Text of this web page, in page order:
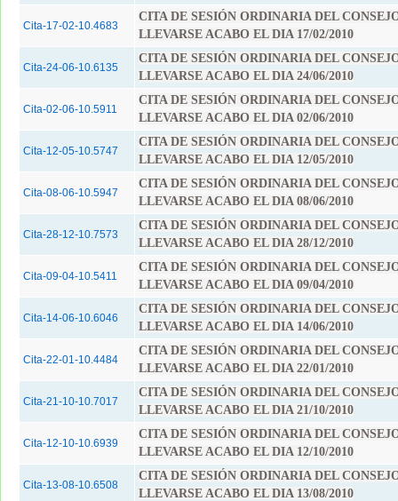
Cita-17-02-10.4683
CITA DE SESIÓN ORDINARIA DEL
LLEVARSE ACABO EL DIA 17/02/2010
Cita-24-06-10.6135
CITA DE SESIÓN ORDINARIA DEL
LLEVARSE ACABO EL DIA 24/06/2010
Cita-02-06-10.5911
CITA DE SESIÓN ORDINARIA DEL
LLEVARSE ACABO EL DIA 02/06/2010
Cita-12-05-10.5747
CITA DE SESIÓN ORDINARIA DEL
LLEVARSE ACABO EL DIA 12/05/2010
Cita-08-06-10.5947
CITA DE SESIÓN ORDINARIA DEL
LLEVARSE ACABO EL DIA 08/06/2010
Cita-28-12-10.7573
CITA DE SESIÓN ORDINARIA DEL
LLEVARSE ACABO EL DIA 28/12/2010
Cita-09-04-10.5411
CITA DE SESIÓN ORDINARIA DEL
LLEVARSE ACABO EL DIA 09/04/2010
Cita-14-06-10.6046
CITA DE SESIÓN ORDINARIA DEL
LLEVARSE ACABO EL DIA 14/06/2010
Cita-22-01-10.4484
CITA DE SESIÓN ORDINARIA DEL
LLEVARSE ACABO EL DIA 22/01/2010
Cita-21-10-10.7017
CITA DE SESIÓN ORDINARIA DEL
LLEVARSE ACABO EL DIA 21/10/2010
Cita-12-10-10.6939
CITA DE SESIÓN ORDINARIA DEL
LLEVARSE ACABO EL DIA 12/10/2010
Cita-13-08-10.6508
CITA DE SESIÓN ORDINARIA DEL
LLEVARSE ACABO EL DIA 13/08/2010